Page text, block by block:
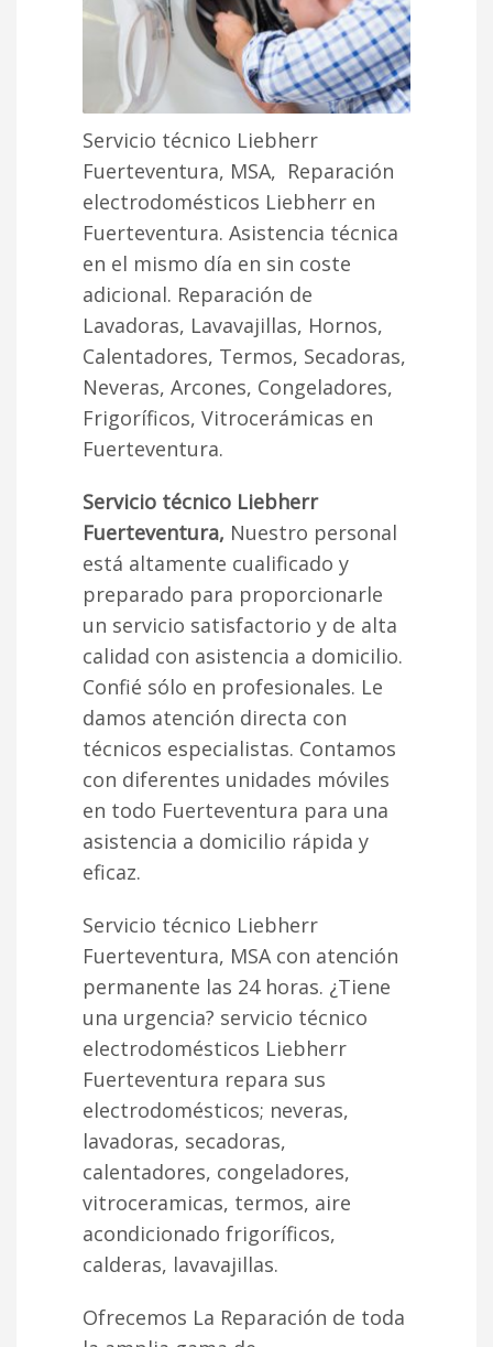
Servicio técnico Liebherr
Fuerteventura, MSA, Reparación
electrodomésticos Liebherr en
Fuerteventura. Asistencia técnica
en el mismo día en sin coste
adicional. Reparación de
Lavadoras, Lavavajillas, Hornos,
Calentadores, Termos, Secadoras,
Neveras, Arcones, Congeladores,
Frigoríficos, Vitrocerámicas en
Fuerteventura.
Servicio técnico Liebherr
Fuerteventura, Nuestro personal
está altamente cualificado y
preparado para proporcionarle
un servicio satisfactorio y de alta
calidad con asistencia a domicilio.
Confié sólo en profesionales. Le
damos atención directa con
técnicos especialistas. Contamos
con diferentes unidades móviles
en todo Fuerteventura para una
asistencia a domicilio rápida y
eficaz.
Servicio técnico Liebherr
Fuerteventura, MSA con atención
permanente las 24 horas. ¿Tiene
una urgencia? servicio técnico
electrodomésticos Liebherr
Fuerteventura repara sus
electrodomésticos; neveras,
lavadoras, secadoras,
calentadores, congeladores,
vitroceramicas, termos, aire
acondicionado frigoríficos,
calderas, lavavajillas.
Ofrecemos La Reparación de toda